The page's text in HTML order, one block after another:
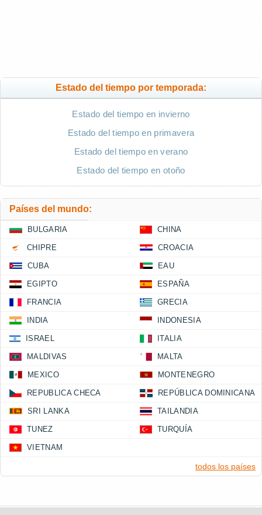
Estado del tiempo por temporada:
Estado del tiempo en invierno
Estado del tiempo en primavera
Estado del tiempo en verano
Estado del tiempo en otoño
Países del mundo:
BULGARIA CHINA
CHIPRE CROACIA
CUBA EAU
EGIPTO ESPAÑA
FRANCIA GRECIA
INDIA INDONESIA
ISRAEL ITALIA
MALDIVAS MALTA
MEXICO MONTENEGRO
REPUBLICA CHECA REPÚBLICA DOMINICANA
SRI LANKA TAILANDIA
TUNEZ TURQUÍA
VIETNAM
todos los países